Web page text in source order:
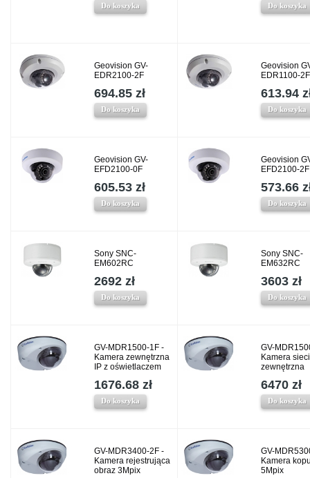
Do koszyka Do koszyka
Geovision GV-
EDR2100-2F
694.85 zł
Do koszyka
Geovision
EDR1100-2F
613.94
Do koszyka
Geovision GV-
EFD2100-0F
605.53 zł
Do koszyka
Geovision
EFD2100-2F
573.66
Do koszyka
Sony SNC-
EM602RC
2692 zł
Do koszyka
Sony SNC-
EM632RC
3603 zł
Do koszyka
GV-MDR1500-1F -
Kamera zewnętrzna
IP z oświetlaczem
1676.68 zł
Do koszyka
GV-
Kamera
zewnętrzna
6470 zł
Do koszyka
GV-MDR3400-2F -
Kamera rejestrująca
obraz 3Mpix
GV-
Kamera
5Mpix